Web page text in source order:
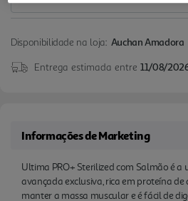
Disponibilidade na loja: Auchan Amadora
Entrega estimada entre 11/08/
Informações de Marketing
Ultima PRO+ Sterilized com Salmão é
avançada exclusiva, rica em proteína
manter a massa muscular e é fácil de